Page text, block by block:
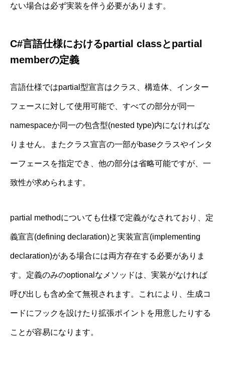
ない場合は必ず実装を伴う必要があります。
C#言語仕様におけるpartial classとpartial
memberの定義
言語仕様ではpartial型宣言はクラス、構造体、インター
フェースに対して使用可能で、すべての部分が同一
namespaceか同一の包含型(nested type)内になければな
りません。またクラス宣言の一部がbaseクラスやインタ
ーフェースを指定でき、他の部分は省略可能ですが、一
致性が求められます。
partial methodについても仕様で定義がなされており、定
義宣言(defining declaration)と実装宣言(implementing
declaration)がある場合には両方存在する必要がありま
す。定義のみのoptionalなメソッドは、実装がなければ
呼び出しも含め全て無視されます。これにより、生成コ
ードにフックを設けたり拡張ポイントを用意したりする
ことが容易になります。